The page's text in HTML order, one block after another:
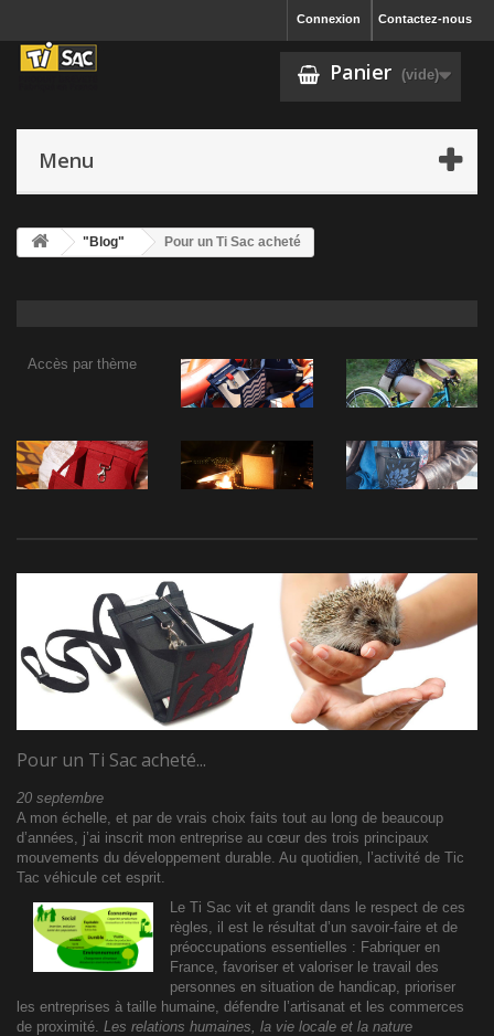
Contactez-nous
Connexion
Panier (vide)
Menu
"Blog" Pour un Ti Sac acheté
Accès par thème
Pour un Ti Sac acheté...
20 septembre
A mon échelle, et par de vrais choix faits tout au long de beaucoup
d’années, j’ai inscrit mon entreprise au cœur des trois principaux
mouvements du développement durable. Au quotidien, l’activité de Tic
Tac véhicule cet esprit.
Le Ti Sac vit et grandit dans le respect de ces
règles, il est le résultat d’un savoir-faire et de
préoccupations essentielles : Fabriquer en
France, favoriser et valoriser le travail des
personnes en situation de handicap, prioriser
les entreprises à taille humaine, défendre l’artisanat et les commerces
de proximité. Les relations humaines, la vie locale et la nature